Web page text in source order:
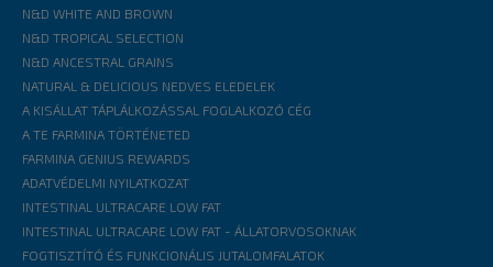
N&D WHITE AND BROWN
N&D TROPICAL SELECTION
N&D ANCESTRAL GRAINS
NATURAL & DELICIOUS NEDVES ELEDELEK
A KISÁLLAT TÁPLÁLKOZÁSSAL FOGLALKOZÓ CÉG
A TE FARMINA TÖRTÉNETED
FARMINA GENIUS REWARDS
ADATVÉDELMI NYILATKOZAT
INTESTINAL ULTRACARE LOW FAT
INTESTINAL ULTRACARE LOW FAT - ÁLLATORVOSOKNAK
FOGTISZTÍTÓ ÉS FUNKCIONÁLIS JUTALOMFALATOK